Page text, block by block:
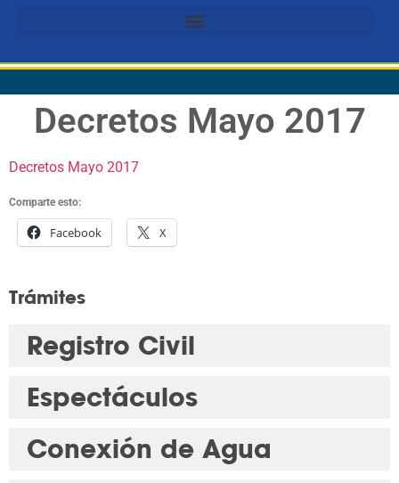
Decretos Mayo 2017
Decretos Mayo 2017
Comparte esto:
Facebook X
Trámites
Registro Civil
Espectáculos
Conexión de Agua